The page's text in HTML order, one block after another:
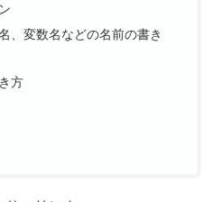
、変数名などの名前の書き
方